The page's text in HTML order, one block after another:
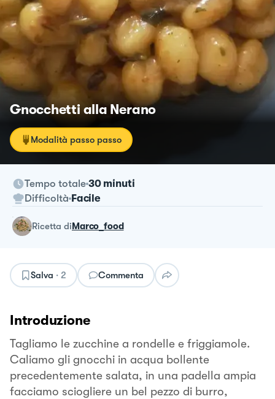
Gnocchetti alla Nerano
Modalità passo passo
Tempo totale 30 minuti
Difficoltà Facile
ricetta diMarco_food
Salva · 2 Commenta
Introduzione
Tagliamo le zucchine a rondelle e friggiamole.
Caliamo gli gnocchi in acqua bollente
precedentemente salata, in una padella ampia
facciamo sciogliere un bel pezzo di burro,